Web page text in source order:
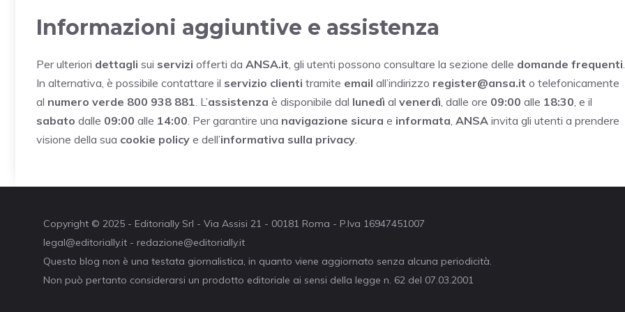
Informazioni aggiuntive e assistenza
Per ulteriori dettagli sui servizi offerti da ANSA.it , gli utenti possono consultare la sezione delle domande frequenti
In alternativa, è possibile contattare il servizio clienti tramite email all’indirizzo register@ansa.it o telefonicamente
al numero verde 800 938 881 . L’assistenza è disponibile dal lunedì al venerdì , dalle ore 09:00 alle 18:30 , e il
sabato dalle 09:00 alle 14:00 . Per garantire una navigazione sicura e informata ANSA invita gli utenti a prendere
visione della sua cookie policy e dell’informativa sulla privacy
Copyright © 2025 - Editorially Srl - Via Assisi 21 - 00181 Roma - P.Iva 16947451007
legal@editorially.it - redazione@editorially.it
Questo blog non è una testata giornalistica, in quanto viene aggiornato senza alcuna periodicità.
Non può pertanto considerarsi un prodotto editoriale ai sensi della legge n. 62 del 07.03.2001